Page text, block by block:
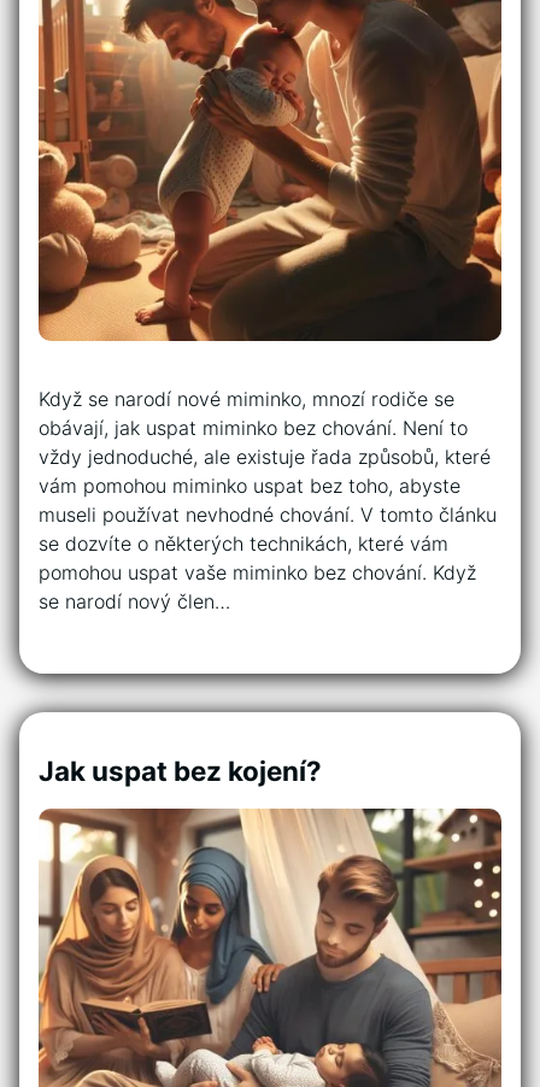
Když se narodí nové miminko, mnozí rodiče se
obávají, jak uspat miminko bez chování. Není to
vždy jednoduché, ale existuje řada způsobů, které
vám pomohou miminko uspat bez toho, abyste
museli používat nevhodné chování. V tomto článku
se dozvíte o některých technikách, které vám
pomohou uspat vaše miminko bez chování. Když
se narodí nový člen…
Jak uspat bez kojení?